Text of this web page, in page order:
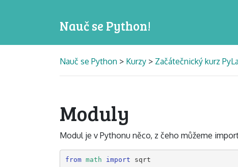
Nauč se Python!
Nauč se Python > Kurzy > Začátečnický kurz
Moduly
Modul je v Pythonu něco, z čeho můžeme
from math import sqrt